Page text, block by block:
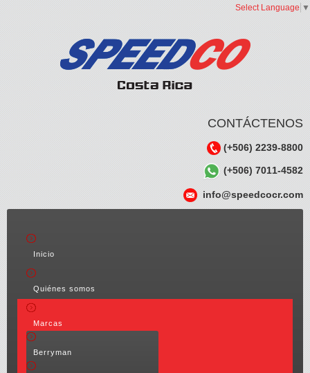
Select Language ▼
CONTÁCTENOS
(+506) 2239-8800
(+506) 7011-4582
info@speedcocr.com
Inicio
Quiénes somos
Marcas
Berryman